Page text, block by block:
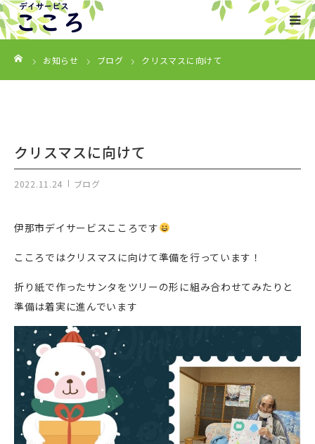
お知らせ ブログ クリスマスに向けて
クリスマスに向けて
2022.11.24 ブログ
伊那市デイサービスこころです
こころではクリスマスに向けて準備を行っています！
折り紙で作ったサンタをツリーの形に組み合わせてみたりと
準備は着実に進んでいます
HOME
会社概要
お問い合わせ